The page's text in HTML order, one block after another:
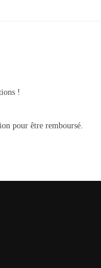
!
pour être remboursé.